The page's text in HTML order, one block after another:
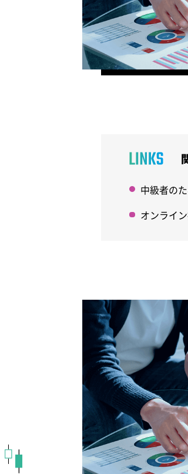
中級者の
オンライ